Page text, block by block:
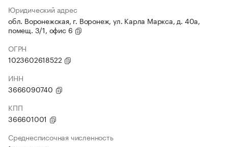
Юридический адрес
обл. Воронежская, г. Воронеж, ул. Карла Маркса, д. 40а,
помещ. 3/1, офис 6
ОГРН
1023602618522
ИНН
3666090740
КПП
366601001
Среднесписочная численность